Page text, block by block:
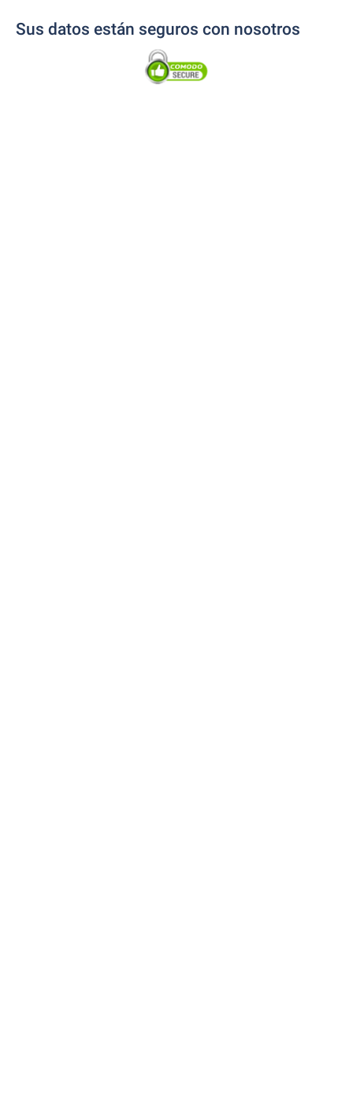
Sus datos están seguros con nosotros